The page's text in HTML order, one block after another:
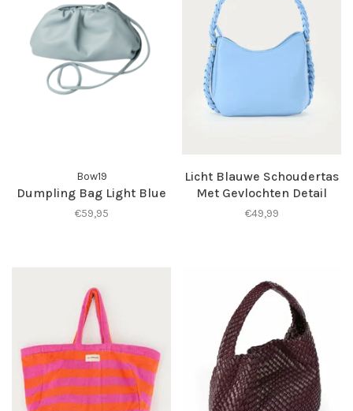
Bow19
Dumpling Bag Light Blue
€59,95
Licht Blauwe Schoudertas
Met Gevlochten Detail
€49,99